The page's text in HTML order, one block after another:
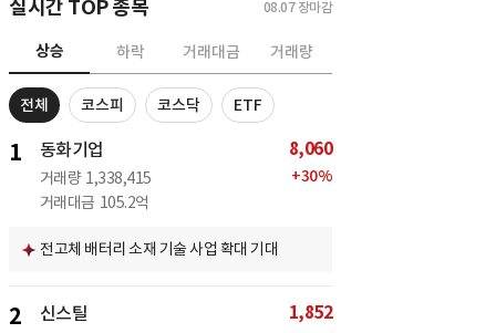
실시간 TOP 종목 08.07 장마감
상승 하락 거래대금 거래량
전체 코스피 코스닥 ETF
1 동화기업
거래량 1,338,415
거래대금 105.2억
8,060
+30%
전고체 배터리 소재 기술 사업 확대 기대
2 신스틸 1,852